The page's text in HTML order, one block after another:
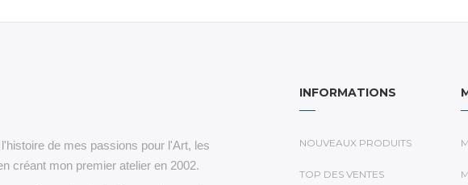
de mes passions pour l'Art, les
créant mon premier atelier en 2002.
INFORMATIONS
NOUVEAUX PRODUITS
TOP DES VENTES